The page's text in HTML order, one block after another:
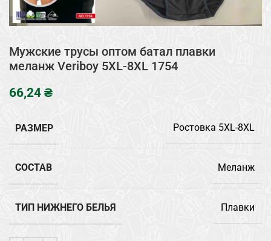
Мужские трусы оптом батал плавки
меланж Veriboy 5XL-8XL 1754
₴
РАЗМЕР Ростовка 5XL-8XL
СОСТАВ Меланж
ТИП НИЖНЕГО БЕЛЬЯ Плавки